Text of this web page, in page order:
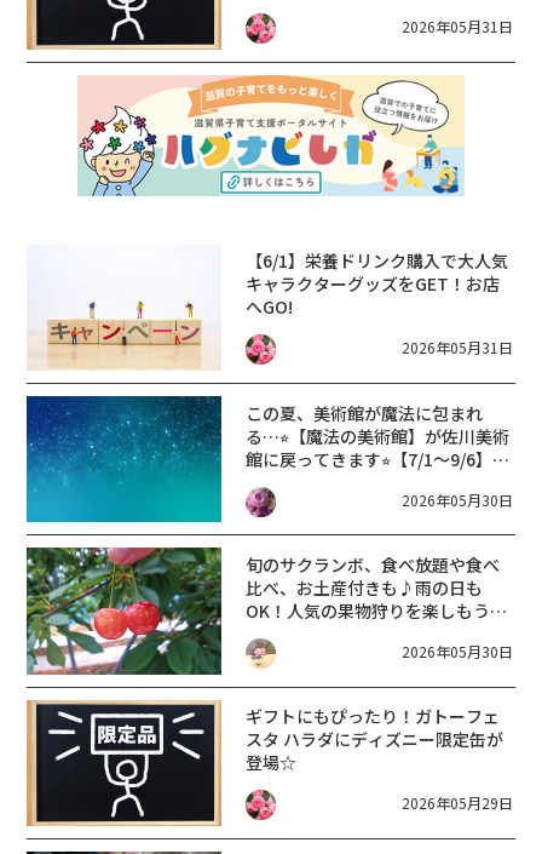
2026年05月31日
【6/1】栄養ドリンク購入で大人気
キャラクターグッズをGET！お店
へGO!
2026年05月31日
この夏、美術館が魔法に包まれ
る…⭐︎【魔法の美術館】が佐川美術
館に戻ってきます⭐︎【7/1〜9/6】
web予約は6/1から開始！
2026年05月30日
旬のサクランボ、食べ放題や食べ
比べ、お土産付きも♪雨の日も
OK！人気の果物狩りを楽しもう！
【2026年5～6月】さくらんぼ狩り
3選【滋賀 フルーツ狩り まとめ】
2026年05月30日
ギフトにもぴったり！ガトーフェ
スタ ハラダにディズニー限定缶が
登場☆
2026年05月29日